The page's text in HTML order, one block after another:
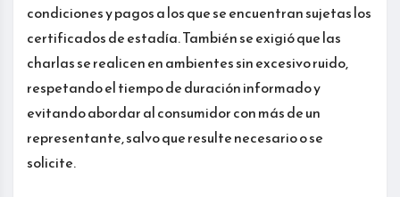
condiciones y pagos a los que se encuentran sujetas los
certificados de estadía. También se exigió que las
charlas se realicen en ambientes sin excesivo ruido,
respetando el tiempo de duración informado y
evitando abordar al consumidor con más de un
representante, salvo que resulte necesario o se
solicite.